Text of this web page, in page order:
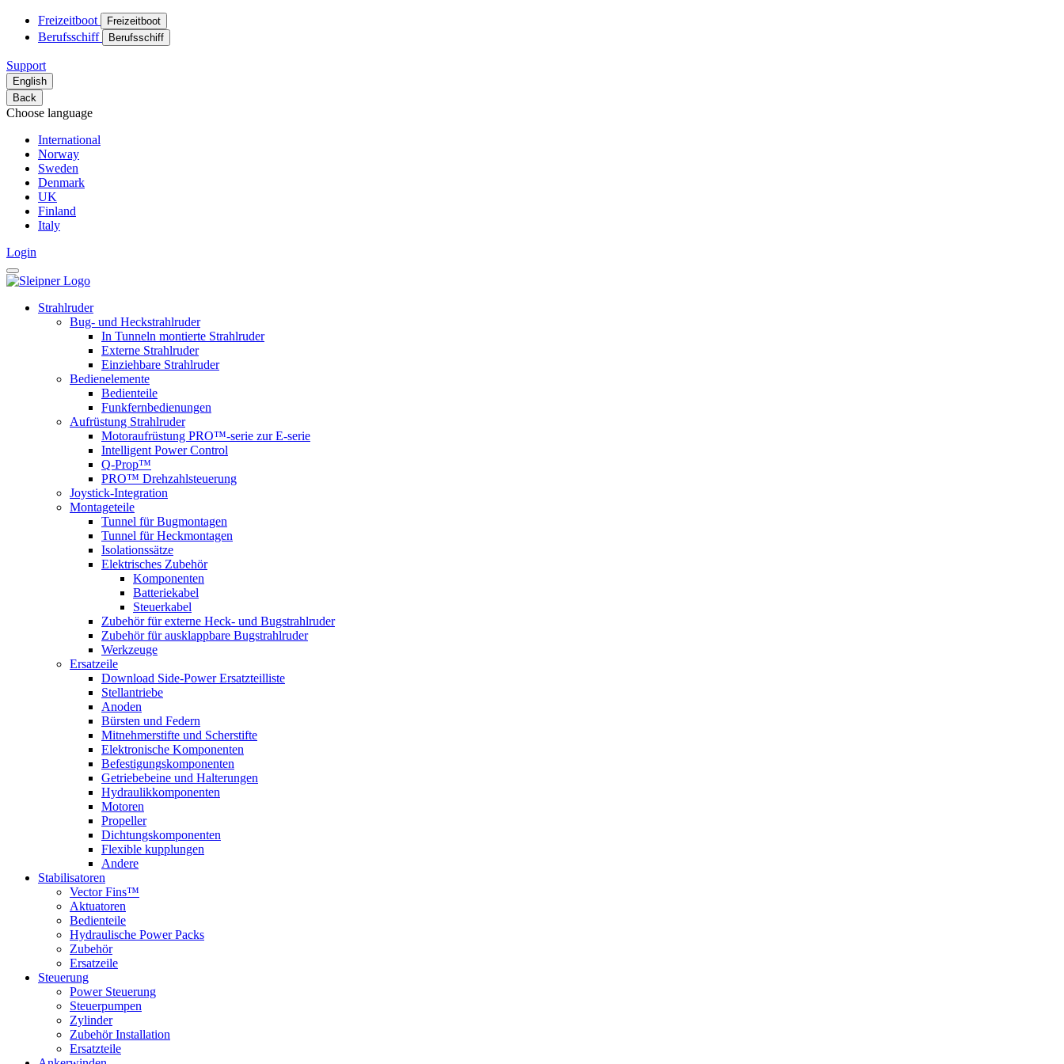
Freizeitboot Freizeitboot
Berufsschiff Berufsschiff
Support
English
Back
Choose language
International
Norway
Sweden
Denmark
UK
Finland
Italy
Login
Strahlruder
Bug- und Heckstrahlruder
In Tunneln montierte Strahlruder
Externe Strahlruder
Einziehbare Strahlruder
Bedienelemente
Bedienteile
Funkfernbedienungen
Aufrüstung Strahlruder
Motoraufrüstung PRO™-serie zur E-serie
Intelligent Power Control
Q-Prop™
PRO™ Drehzahlsteuerung
Joystick-Integration
Montageteile
Tunnel für Bugmontagen
Tunnel für Heckmontagen
Isolationssätze
Elektrisches Zubehör
Komponenten
Batteriekabel
Steuerkabel
Zubehör für externe Heck- und Bugstrahlruder
Zubehör für ausklappbare Bugstrahlruder
Werkzeuge
Ersatzeile
Download Side-Power Ersatzteilliste
Stellantriebe
Anoden
Bürsten und Federn
Mitnehmerstifte und Scherstifte
Elektronische Komponenten
Befestigungskomponenten
Getriebebeine und Halterungen
Hydraulikkomponenten
Motoren
Propeller
Dichtungskomponenten
Flexible kupplungen
Andere
Stabilisatoren
Vector Fins™
Aktuatoren
Bedienteile
Hydraulische Power Packs
Zubehör
Ersatzeile
Steuerung
Power Steuerung
Steuerpumpen
Zylinder
Zubehör Installation
Ersatzteile